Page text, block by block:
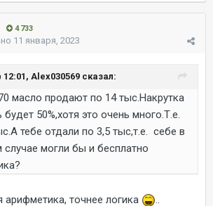
4 733
11 января, 2023
12:01, Alex030569 сказал:
масло продают по 14 тыс.Накрутка
50%,хотя это очень много.Т.е.
тебе отдали по 3,5 тыс,т.е. себе в
могли бы и бесплатно
арифметика, точнее логика ..